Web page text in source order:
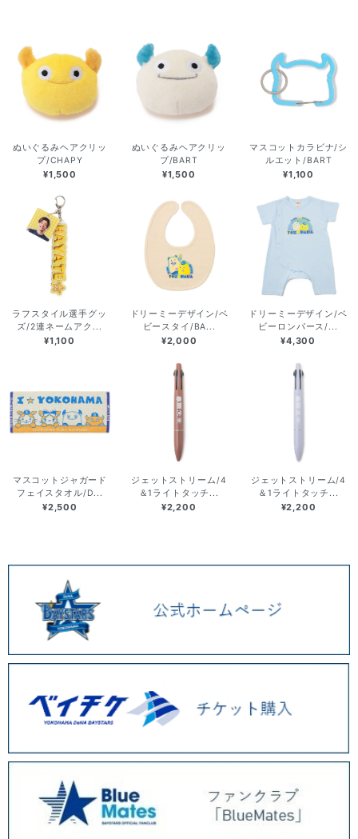
ぬいぐるみヘアクリッ
プ/CHAPY
¥1,500
ぬいぐるみヘアクリッ
プ/BART
¥1,500
マスコットカラビナ/シ
ルエット/BART
¥1,100
ラフスタイル選手グッ
ズ/2連ネームアク...
¥1,100
ドリーミーデザイン/ベ
ビースタイ/BA...
¥2,000
ドリーミーデザイン/ベ
ビーロンパース/...
¥4,300
マスコットジャガード
フェイスタオル/D...
¥2,500
ジェットストリーム/4
＆1ライトタッチ...
¥2,200
ジェットストリーム/4
＆1ライトタッチ...
¥2,200